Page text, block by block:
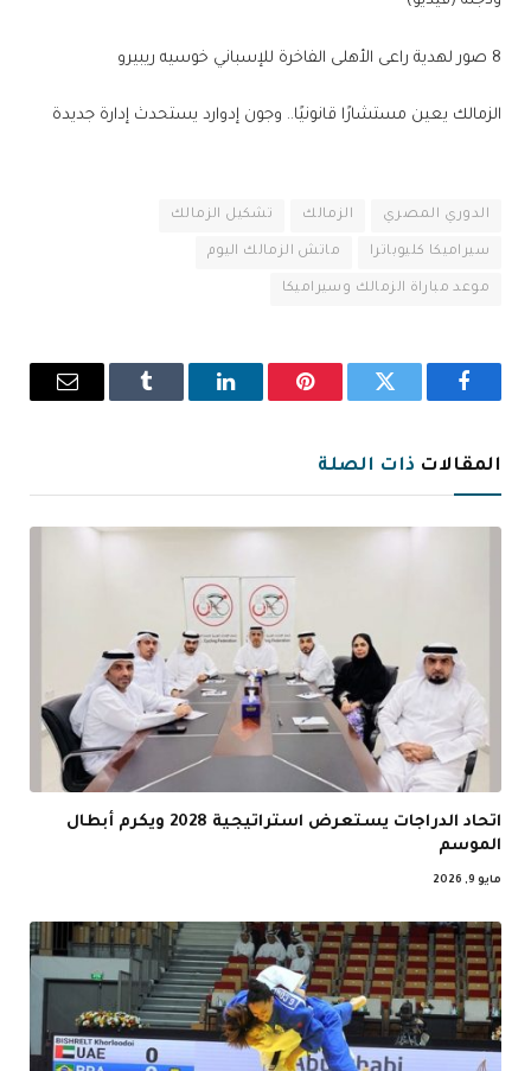
8 صور لهدية راعى الأهلى الفاخرة للإسباني خوسيه ريبيرو
الزمالك يعين مستشارًا قانونيًا.. وجون إدوارد يستحدث إدارة جديدة
الدوري المصري الزمالك تشكيل الزمالك
سيراميكا كليوباترا ماتش الزمالك اليوم
موعد مباراة الزمالك وسيراميكا
فيسبوك تويتر بينتيريستلينكدإن Tumblr
البريد
المقالات ذات الصلة
اتحاد الدراجات يستعرض استراتيجية 2028 ويكرم أبطال
الموسم
مايو 9, 2026